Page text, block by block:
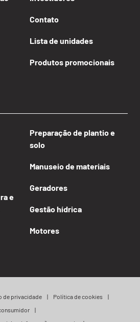
Contato
Lista de unidades
Produtos promocionais
e
Preparação de plantio e
solo
Manuseio de materiais
Geradores
Gestão hídrica
Motores
de privacidade
Política de cookies